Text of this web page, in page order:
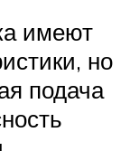
имеют
но
подача